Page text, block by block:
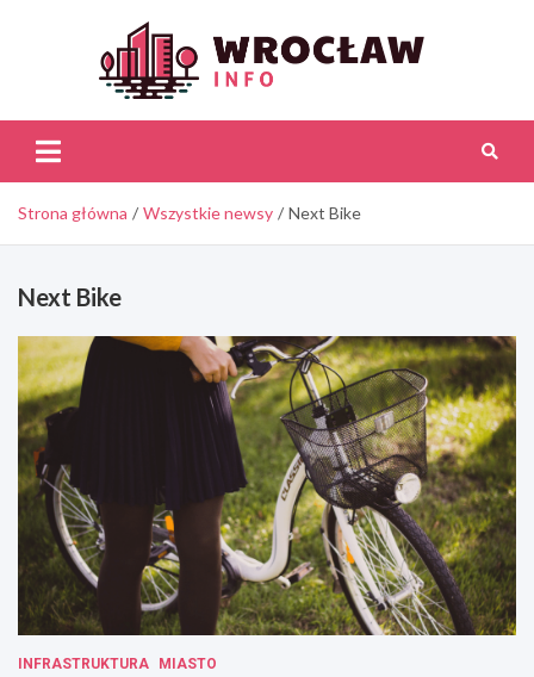
Strona główna Wszystkie newsy Next Bike
Next Bike
INFRASTRUKTURA MIASTO